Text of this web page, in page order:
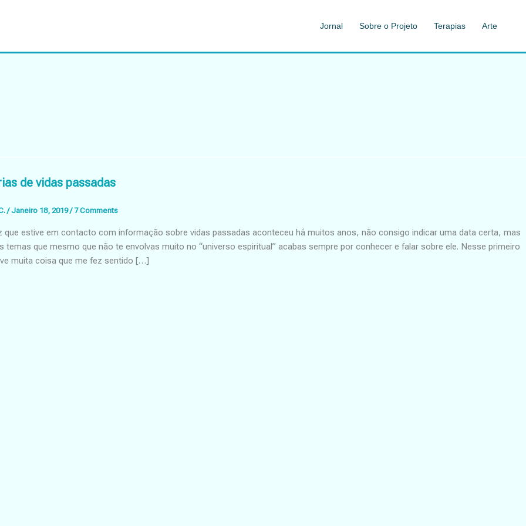
Jornal Sobre o Projeto Terapias Arte
de vidas passadas
/Janeiro 18, 2019/ 7 Comments
que estive em contacto com informação sobre vidas passadas aconteceu há muitos anos, não consigo indicar uma data certa, mas
temas que mesmo que não te envolvas muito no “universo espiritual” acabas sempre por conhecer e falar sobre ele. Nesse primeiro
muita coisa que me fez sentido […]